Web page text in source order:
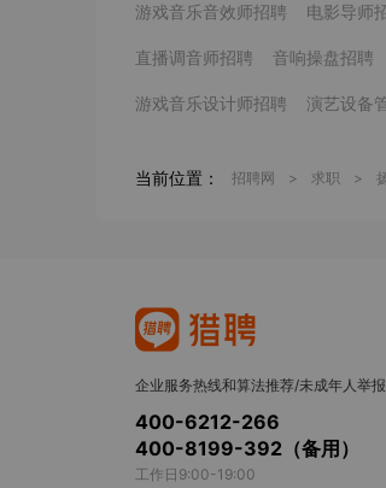
游戏音乐音效师招聘 电影导师
直播调音师招聘 音响操盘招聘
游戏音乐设计师招聘 演艺设备
当前位置： 招聘网 > 求职 >